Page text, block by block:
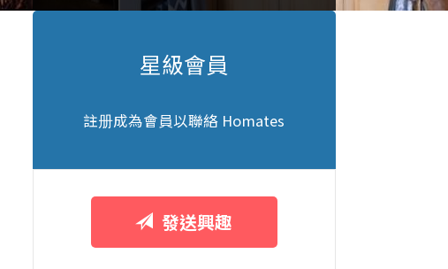
星級會員
註册成為會員以聯絡 Homates
發送興趣